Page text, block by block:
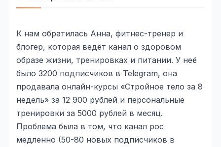
Ozon реклама
Реклама в VK
Реклама в Telegram
Реклама в Facebook
Реклама в Instagram
Реклама в Одноклассниках
ИНТЕРНЕТ-МАГАЗИНЫ
К нам обратилась Анна, фитнес-тренер и
блогер, которая ведёт канал о здоровом
образе жизни, тренировках и питании. У неё
было 3200 подписчиков в Telegram, она
продавала онлайн-курсы «Стройное тело за 8
недель» за 12 900 рублей и персональные
тренировки за 5000 рублей в месяц.
Проблема была в том, что канал рос
медленно (50-80 новых подписчиков в